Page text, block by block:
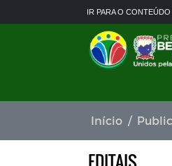
IR PARA O CONTEÚDO
Início